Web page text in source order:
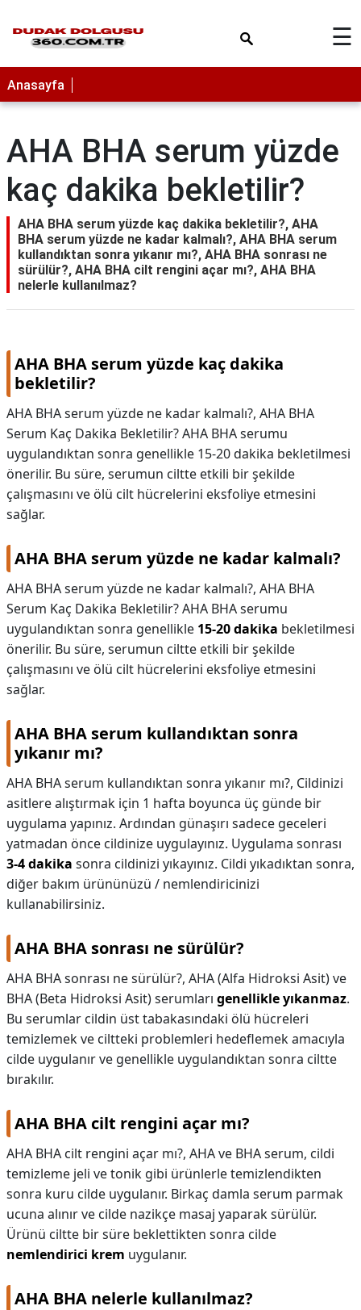
☰
Anasayfa
AHA BHA serum yüzde
kaç dakika bekletilir?
AHA BHA serum yüzde kaç dakika bekletilir?, AHA
BHA serum yüzde ne kadar kalmalı?, AHA BHA serum
kullandıktan sonra yıkanır mı?, AHA BHA sonrası ne
sürülür?, AHA BHA cilt rengini açar mı?, AHA BHA
nelerle kullanılmaz?
AHA BHA serum yüzde kaç dakika
bekletilir?
AHA BHA serum yüzde ne kadar kalmalı?, AHA BHA
Serum Kaç Dakika Bekletilir? AHA BHA serumu
uygulandıktan sonra genellikle 15-20 dakika bekletilmesi
önerilir. Bu süre, serumun ciltte etkili bir şekilde
çalışmasını ve ölü cilt hücrelerini eksfoliye etmesini
sağlar.
AHA BHA serum yüzde ne kadar kalmalı?
AHA BHA serum yüzde ne kadar kalmalı?, AHA BHA
Serum Kaç Dakika Bekletilir? AHA BHA serumu
uygulandıktan sonra genellikle 15-20 dakika bekletilmesi
önerilir. Bu süre, serumun ciltte etkili bir şekilde
çalışmasını ve ölü cilt hücrelerini eksfoliye etmesini
sağlar.
AHA BHA serum kullandıktan sonra
yıkanır mı?
AHA BHA serum kullandıktan sonra yıkanır mı?, Cildinizi
asitlere alıştırmak için 1 hafta boyunca üç günde bir
uygulama yapınız. Ardından günaşırı sadece geceleri
yatmadan önce cildinize uygulayınız. Uygulama sonrası
3-4 dakika sonra cildinizi yıkayınız. Cildi yıkadıktan sonra,
diğer bakım ürününüzü / nemlendiricinizi
kullanabilirsiniz.
AHA BHA sonrası ne sürülür?
AHA BHA sonrası ne sürülür?, AHA (Alfa Hidroksi Asit) ve
BHA (Beta Hidroksi Asit) serumları genellikle yıkanmaz.
Bu serumlar cildin üst tabakasındaki ölü hücreleri
temizlemek ve ciltteki problemleri hedeflemek amacıyla
cilde uygulanır ve genellikle uygulandıktan sonra ciltte
bırakılır.
AHA BHA cilt rengini açar mı?
AHA BHA cilt rengini açar mı?, AHA ve BHA serum, cildi
temizleme jeli ve tonik gibi ürünlerle temizlendikten
sonra kuru cilde uygulanır. Birkaç damla serum parmak
ucuna alınır ve cilde nazikçe masaj yaparak sürülür.
Ürünü ciltte bir süre beklettikten sonra cilde
nemlendirici krem uygulanır.
AHA BHA nelerle kullanılmaz?